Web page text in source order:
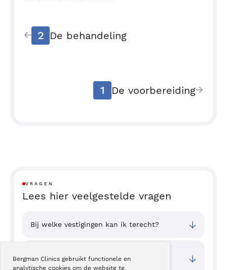
Bergman Clinics gebruikt functionele en
analytische cookies om de website te
2 De behandeling
1 De voorbereiding
VRAGEN
Lees hier veelgestelde vragen
Bij welke vestigingen kan ik terecht?
behandeling?